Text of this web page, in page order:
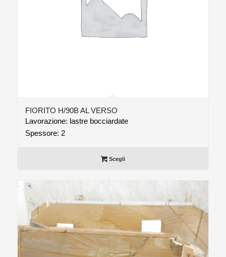
FIORITO H/90B AL VERSO
Lavorazione: lastre bocciardate
Spessore: 2
Scegli